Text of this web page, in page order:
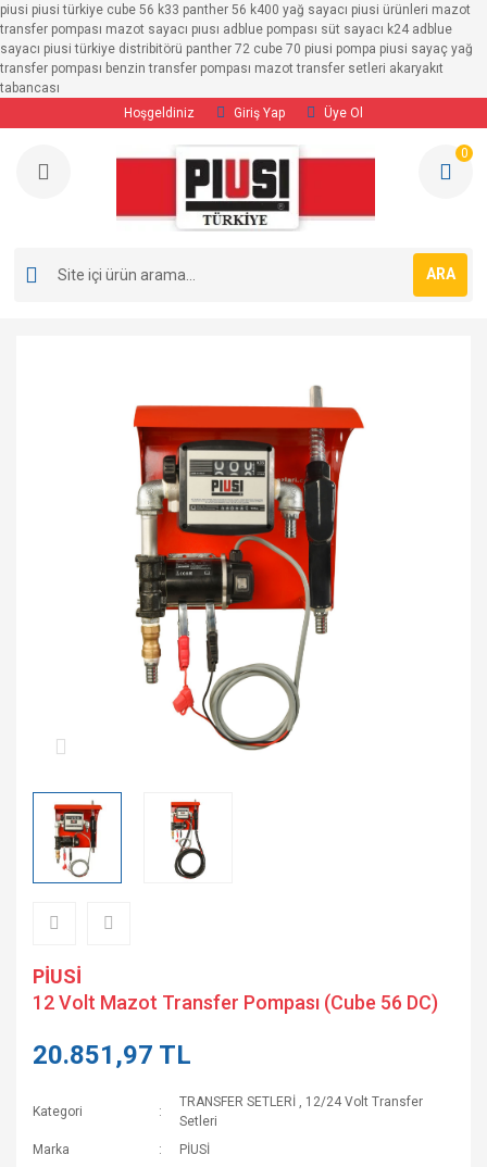
piusi piusi türkiye cube 56 k33 panther 56 k400 yağ sayacı piusi ürünleri mazot
transfer pompası mazot sayacı pıusı adblue pompası süt sayacı k24 adblue
sayacı piusi türkiye distribitörü panther 72 cube 70 piusi pompa piusi sayaç yağ
transfer pompası benzin transfer pompası mazot transfer setleri akaryakıt
tabancası
Hoşgeldiniz
Giriş Yap Üye Ol
ARA
0
PİUSİ
12 Volt Mazot Transfer Pompası (Cube 56 DC)
20.851,97 TL
Kategori
TRANSFER SETLERİ , 12/24 Volt Transfer
Setleri
Marka
PİUSİ
Geri Dön
SAYAÇLAR
Süt Sayaçları
Geri Dön
POMPALAR
Geri Dön
220 Volt Mazot
Geri Dön
220 Volt Benzin
YAĞ POMPALARI
ADBLUE POMPALARI
Geri Dön
220 Volt Adblue
Geri Dön
TRANSFER SETLERİ
220 Volt Mazot Transfer Setleri
Ayaklı Transfer Pompaları